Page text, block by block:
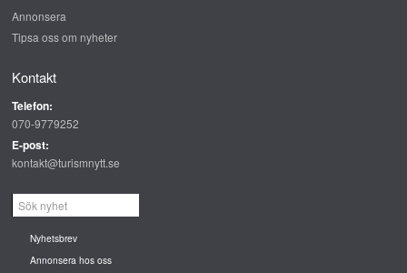
Annonsera
Tipsa oss om nyheter
Kontakt
Telefon:
070-9779252
E-post:
kontakt@turismnytt.se
Nyhetsbrev
Annonsera hos oss